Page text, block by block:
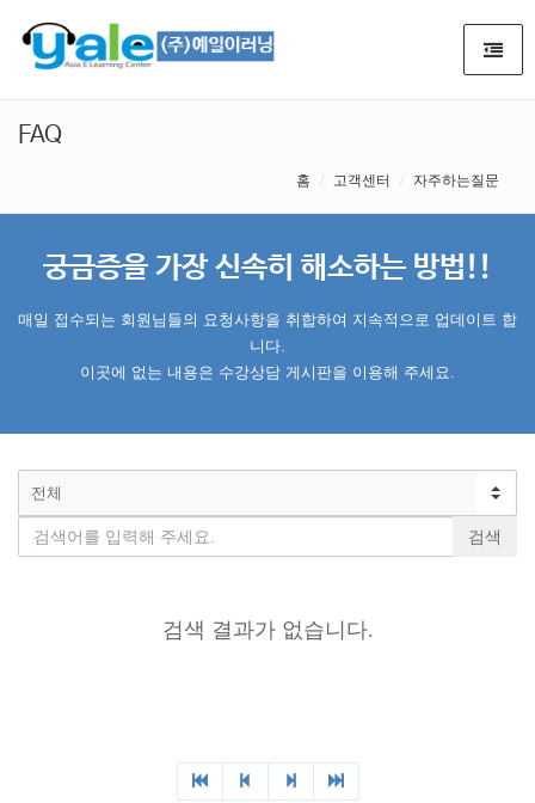
FAQ
홈 고객센터 자주하는질문
궁금증을 가장 신속히 해소하는 방법!!
매일 접수되는 회원님들의 요청사항을 취합하여 지속적으로 업데이트 합
니다.
이곳에 없는 내용은 수강상담 게시판을 이용해 주세요.
검색 결과가 없습니다.